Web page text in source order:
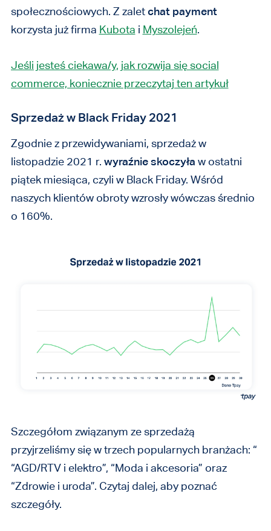
społecznościowych. Z zaletchat payment
korzysta już firma Kubota i Myszolejeń.
Jeśli jesteś ciekawa/y, jak rozwija się social
commerce, koniecznie przeczytaj ten artykuł
Sprzedaż w Black Friday 2021
Zgodnie z przewidywaniami, sprzedaż w
listopadzie 2021 r. wyraźnie skoczyła w ostatni
piątek miesiąca, czyli w Black Friday. Wśród
naszych klientów obroty wzrosły wówczas średnio
o 160%.
Szczegółom związanym ze sprzedażą
przyjrzeliśmy się w trzech popularnych branżach: “
“AGD/RTV i elektro”, “Moda i akcesoria” oraz
“Zdrowie i uroda”. Czytaj dalej, aby poznać
szczegóły.